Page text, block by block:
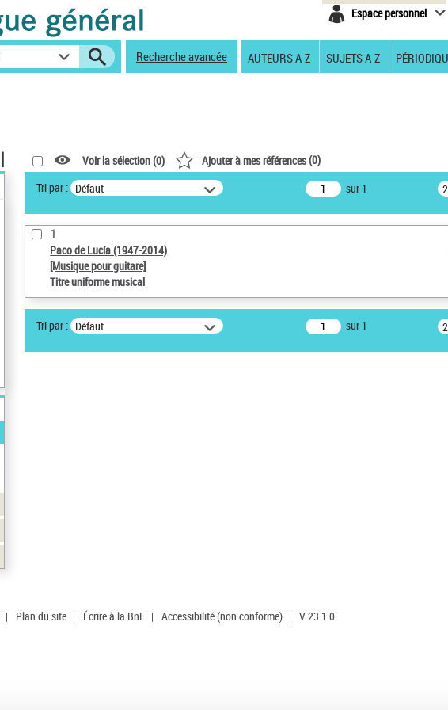
Espace personnel
Recherche avancée AUTEURS A-Z SUJETS A-Z
Voir la sélection (0) Ajouter à mes références(0)
Tri par : Défaut sur 1
1
Paco de Lucía (1947-2014)
[Musique pour guitare]
Titre uniforme musical
Tri par : Défaut sur 1
| Plan du site | Écrire à la BnF | Accessibilité (non conforme) | V 23.1.0